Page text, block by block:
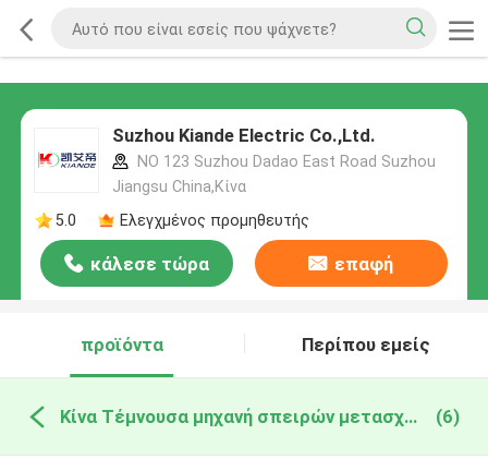
Suzhou Kiande Electric Co.,Ltd.
NO 123 Suzhou Dadao East Road Suzhou
Jiangsu China,Κίνα
5.0
Ελεγχμένος προμηθευτής
κάλεσε τώρα επαφή
προϊόντα Περίπου εμείς
Κίνα Τέμνουσα μηχανή σπειρών μετασχηματιστών (6)